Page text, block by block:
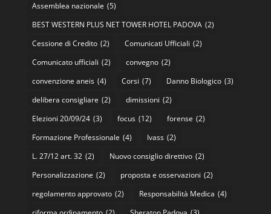
Assemblea nazionale (5)
BEST WESTERN PLUS NET TOWER HOTEL PADOVA (2)
Cessione di Credito (2) Comunicati Ufficiali (2)
Comunicato ufficiali (2) convegno (2)
convenzione aneis (4) Corsi (7) Danno Biologico (3)
delibera consigliare (2) dimissioni (2)
Elezioni 20/09/24 (3) focus (12) forense (2)
Formazione Professionale (4) Ivass (2)
L. 27/12 art. 32 (2) Nuovo consiglio direttivo (2)
Personalizzazione (2) proposta e osservazioni (2)
regolamento approvato (2) Responsabilità Medica (4)